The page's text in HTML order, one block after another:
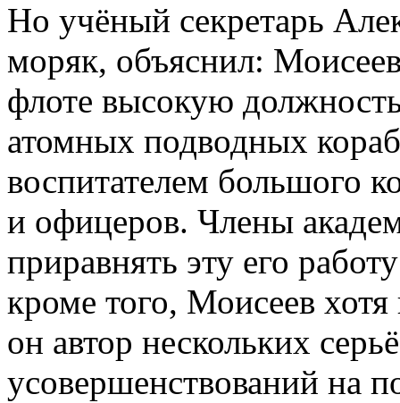
Но учёный секретарь
моряк, объяснил:
флоте высокую
атомных подводных
воспитателем большого
и офицеров. Члены
приравнять эту его
кроме того, Моисеев
он автор нескольких
усовершенствований на